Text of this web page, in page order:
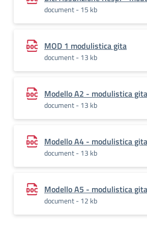
document - 15 kb
MOD 1 modulistica gita
document - 13 kb
Modello A2 - modulistica gita
document - 13 kb
Modello A4 - modulistica gita
document - 13 kb
Modello A5 - modulistica gita
document - 12 kb